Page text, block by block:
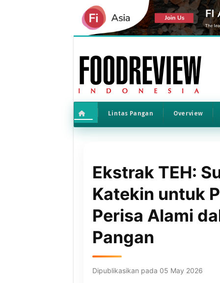
Lintas Pangan Overview
Ekstrak TEH:
Katekin untuk
Perisa Alami
Pangan
Dipublikasikan pada 05 May 2026